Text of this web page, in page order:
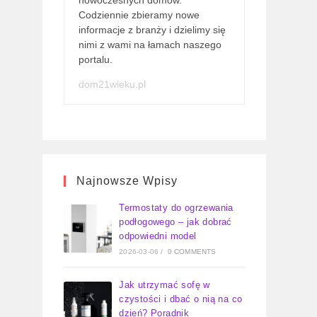
Codziennie zbieramy nowe
informacje z branży i dzielimy się
nimi z wami na łamach naszego
portalu.
dom21wieku.pl
Najnowsze Wpisy
Termostaty do ogrzewania
podłogowego – jak dobrać
odpowiedni model
2026-03-06 / 0 COMMENTS
Jak utrzymać sofę w
czystości i dbać o nią na co
dzień? Poradnik